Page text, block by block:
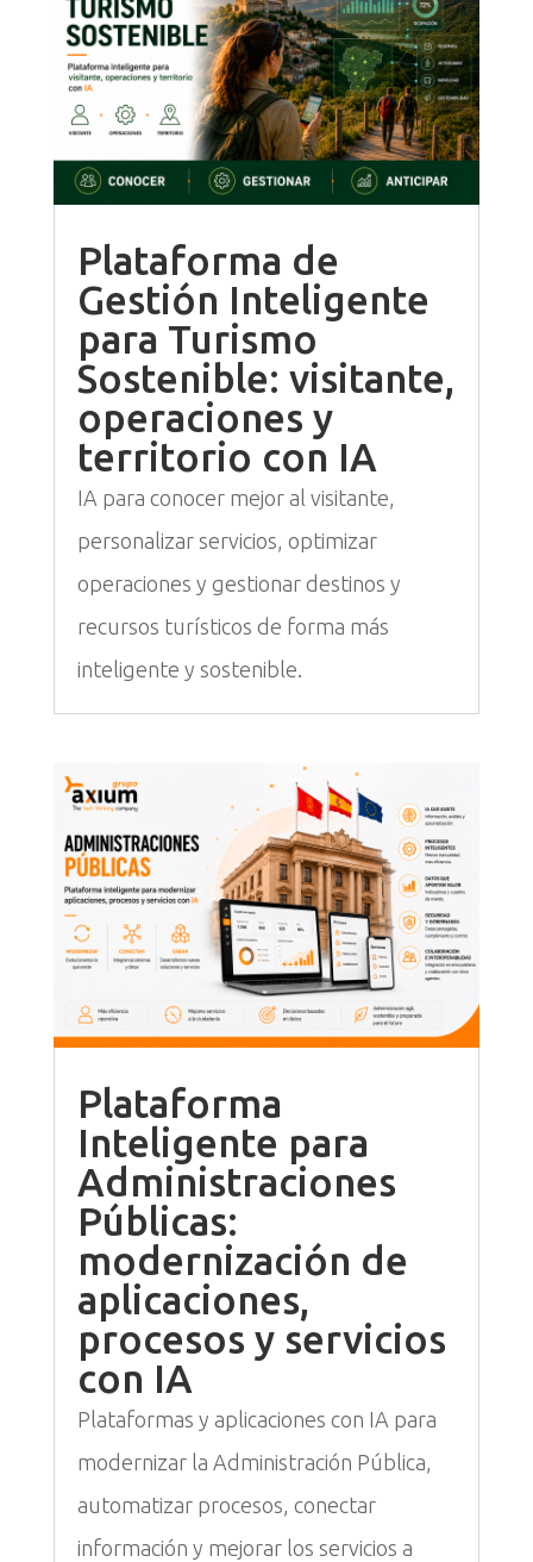
Plataforma de
Gestión Inteligente
para Turismo
Sostenible: visitante,
operaciones y
territorio con IA
IA para conocer mejor al visitante,
personalizar servicios, optimizar
operaciones y gestionar destinos y
recursos turísticos de forma más
inteligente y sostenible.
Plataforma
Inteligente para
Administraciones
Públicas:
modernización de
aplicaciones,
procesos y servicios
con IA
Plataformas y aplicaciones con IA para
modernizar la Administración Pública,
automatizar procesos, conectar
información y mejorar los servicios a